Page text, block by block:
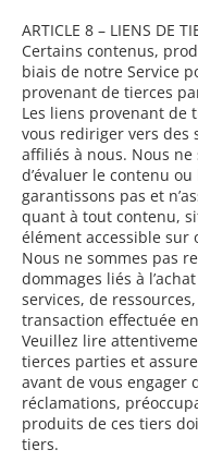
ARTICLE 8 – LIENS DE
Certains contenus,
biais de notre Service
provenant de tierces
Les liens provenant de
vous rediriger vers des
affiliés à nous. Nous ne
d’évaluer le contenu
garantissons pas et
quant à tout contenu,
élément accessible sur
Nous ne sommes pas
dommages liés à
services, de
transaction effectuée
Veuillez lire
tierces parties et
avant de vous engager
réclamations,
produits de ces tiers
tiers.